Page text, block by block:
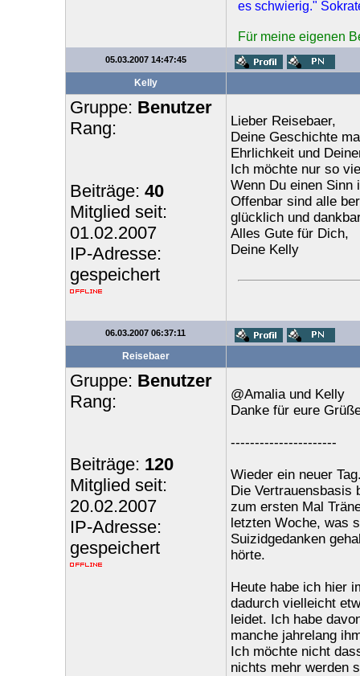
es schwierig."
Für meine eigenen
05.03.2007 14:47:45
Kelly
Gruppe: Benutzer
Rang:
Beiträge: 40
Mitglied seit:
01.02.2007
IP-Adresse:
gespeichert
Lieber Reisebaer,
Deine Geschichte
Ehrlichkeit und
Ich möchte nur so
Wenn Du einen Sinn
Offenbar sind alle
glücklich und
Alles Gute für Dich,
Deine Kelly
06.03.2007 06:37:11
Reisebaer
Gruppe: Benutzer
Rang:
Beiträge: 120
Mitglied seit:
20.02.2007
IP-Adresse:
gespeichert
@Amalia und Kelly
Danke für eure
----------------------
Wieder ein neuer
Die Vertrauensbasis
zum ersten Mal
letzten Woche, was
Suizidgedanken
hörte.
Heute habe ich hier
dadurch vielleicht
leidet. Ich habe
manche jahrelang
Ich möchte nicht
nichts mehr werden